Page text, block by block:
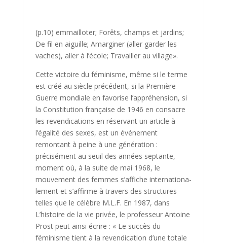
(p.10) emmailloter; Forêts, champs et jardins;
De fil en aiguille; Amarginer (aller garder les
vaches), aller à l’école; Travailler au village».
Cette victoire du féminisme, même si le terme
est créé au siècle précé­dent, si la Première
Guerre mondiale en favorise l’appréhension, si
la Constitution française de 1946 en consacre
les revendications en réservant un article à
l’égalité des sexes, est un événement
remontant à peine à une génération :
précisément au seuil des années septante,
moment où, à la suite de mai 1968, le
mouvement des femmes s’affiche internationa­
lement et s’affirme à travers des structures
telles que le célèbre M.L.F. En 1987, dans
L’histoire de la vie privée, le professeur Antoine
Prost peut ainsi écrire : « Le succès du
féminisme tient à la revendication d’une totale